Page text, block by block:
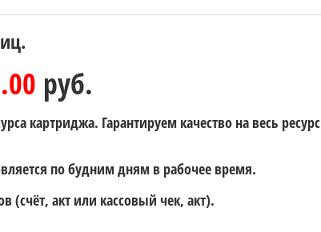
руб.
картриджа. Гарантируем качество на весь ресурс
по будним дням в рабочее время.
(счёт, акт или кассовый чек, акт).